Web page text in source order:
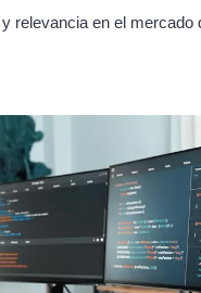
relevancia en el mercado